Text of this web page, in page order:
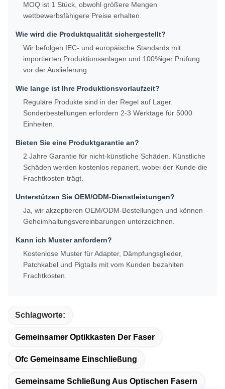
MOQ ist 1 Stück, obwohl größere Mengen
wettbewerbsfähigere Preise erhalten.
Wie wird die Produktqualität sichergestellt?
Wir befolgen IEC- und europäische Standards mit
importierten Produktionsanlagen und 100%iger Prüfung
vor der Auslieferung.
Wie lange ist Ihre Produktionsvorlaufzeit?
Reguläre Produkte sind in der Regel auf Lager.
Sonderbestellungen erfordern 2-3 Werktage für 5000
Einheiten.
Bieten Sie eine Produktgarantie an?
2 Jahre Garantie für nicht-künstliche Schäden. Künstliche
Schäden werden kostenlos repariert, wobei der Kunde die
Frachtkosten trägt.
Unterstützen Sie OEM/ODM-Dienstleistungen?
Ja, wir akzeptieren OEM/ODM-Bestellungen und können
Geheimhaltungsvereinbarungen unterzeichnen.
Kann ich Muster anfordern?
Kostenlose Muster für Adapter, Dämpfungsglieder,
Patchkabel und Pigtails mit vom Kunden bezahlten
Frachtkosten.
Schlagworte:
Gemeinsamer Optikkasten Der Faser
Ofc Gemeinsame Einschließung
Gemeinsame Schließung Aus Optischen Fasern